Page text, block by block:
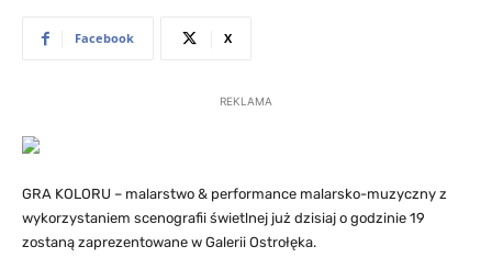
Facebook X
REKLAMA
GRA KOLORU – malarstwo & performance malarsko-muzyczny z
wykorzystaniem scenografii świetlnej już dzisiaj o godzinie 19
zostaną zaprezentowane w Galerii Ostrołęka.